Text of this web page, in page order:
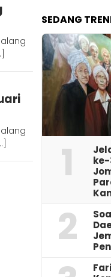
SEDANG
1
ke-
2